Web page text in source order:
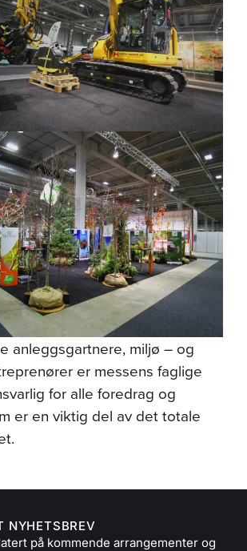
anleggsgartnere, miljø – og
er messens faglige
for alle foredrag og
er en viktig del av det totale
NYHETSBREV
på kommende arrangementer og